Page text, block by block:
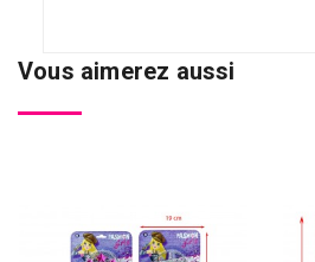
Vous aimerez aussi